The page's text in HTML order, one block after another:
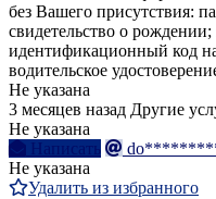
без Вашего присутствия:
свидетельство о рождении;
идентификационный код
водительское
Не указана
3 месяцев назад Другие
Не указана
Написать
Не указана
Удалить из избранного